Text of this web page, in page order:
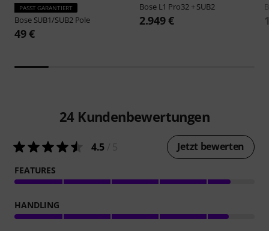
PASST GARANTIERT
Bose SUB1/SUB2 Pole
49 €
Bose L1 Pro32 + SUB2
2.949 €
24 Kundenbewertungen
4.5 Jetzt bewerten
FEATURES
HANDLING